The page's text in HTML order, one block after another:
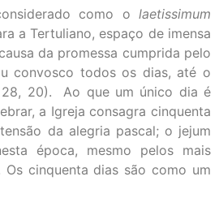
como o laetissimum
a Tertuliano, espaço de imensa
da promessa cumprida pelo
convosco todos os dias, até o
20). Ao que um único dia é
a Igreja consagra cinquenta
da alegria pascal; o jejum
época, mesmo pelos mais
Os cinquenta dias são como um